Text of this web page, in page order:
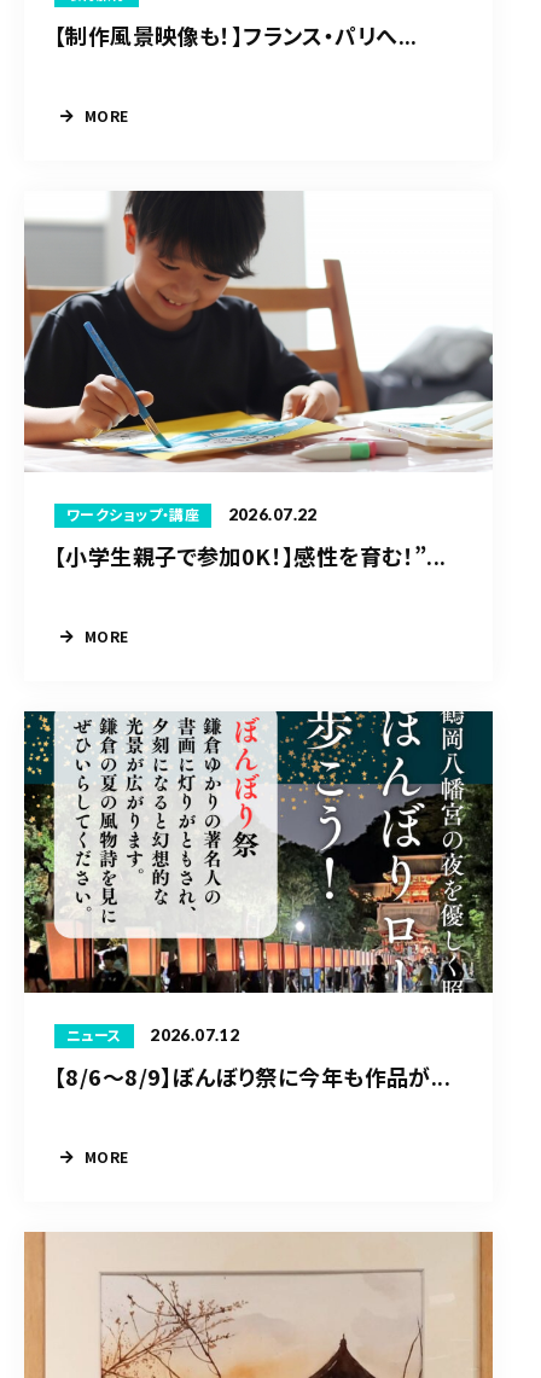
【制作風景映像も！】フランス・パリへ...
MORE
ワークショップ・講座 2026.07.22
【小学生親子で参加0K！】感性を育む！”...
MORE
ニュース 2026.07.12
【8/6〜8/9】ぼんぼり祭に今年も作品が...
MORE